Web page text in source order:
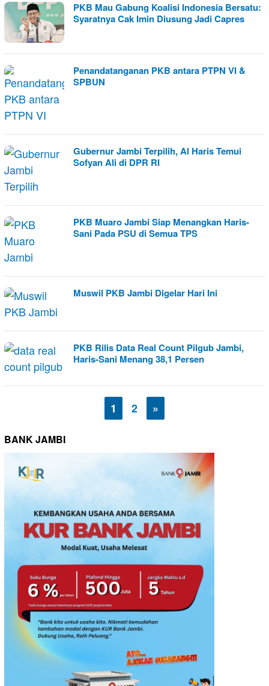
PKB Mau Gabung Koalisi Indonesia Bersatu:
Syaratnya Cak Imin Diusung Jadi Capres
Penandatanganan PKB antara PTPN VI &
SPBUN
Gubernur Jambi Terpilih, Al Haris Temui
Sofyan Ali di DPR RI
PKB Muaro Jambi Siap Menangkan Haris-
Sani Pada PSU di Semua TPS
Muswil PKB Jambi Digelar Hari Ini
PKB Rilis Data Real Count Pilgub Jambi,
Haris-Sani Menang 38,1 Persen
1 2 »
BANK JAMBI